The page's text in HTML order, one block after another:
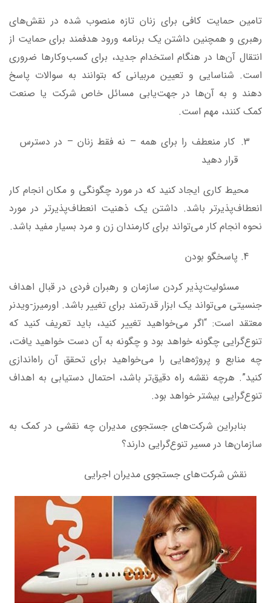
تامین حمایت کافی برای زنان تازه منصوب شده در نقش‌های
رهبری و همچنین داشتن یک برنامه ورود هدفمند برای حمایت از
انتقال آن‌ها در هنگام استخدام جدید، برای کسب‌وکارها ضروری
است. شناسایی و تعیین مربیانی که بتوانند به سوالات پاسخ
دهند و به آن‌ها در جهت‌یابی مسائل خاص شرکت یا صنعت
کمک کنند، مهم است.
کار منعطف را برای همه – نه فقط زنان – در دسترس
قرار دهید
محیط کاری ایجاد کنید که در مورد چگونگی و مکان انجام کار
انعطاف‌پذیرتر باشد. داشتن یک ذهنیت انعطاف‌پذیرتر در مورد
نحوه انجام کار می‌تواند برای کارمندان زن و مرد بسیار مفید باشد.
پاسخگو بودن
مسئولیت‌پذیر کردن سازمان و رهبران فردی در قبال اهداف
جنسیتی می‌تواند یک ابزار قدرتمند برای تغییر باشد. اورمیرز-ویدنر
معتقد است: “اگر می‌خواهید تغییر کنید، باید تعریف کنید که
تنوع‌گرایی چگونه خواهد بود و چگونه به آن دست خواهید یافت،
چه منابع و پروژه‌هایی را می‌خواهید برای تحقق آن راه‌اندازی
کنید”. هرچه نقشه راه دقیق‌تر باشد، احتمال دستیابی به اهداف
تنوع‌گرایی بیشتر خواهد بود.
بنابراین شرکت‌های جستجوی مدیران چه نقشی در کمک به
سازمان‌ها در مسیر تنوع‌گرایی دارند؟
نقش شرکت‌های جستجوی مدیران اجرایی